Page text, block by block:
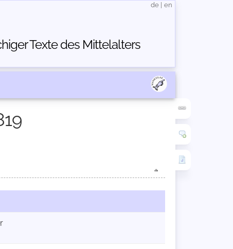
Texte des Mittelalters
de en